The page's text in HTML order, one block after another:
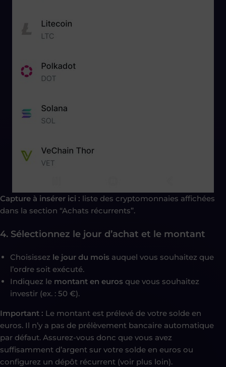
Capture à insérer ici : liste des cryptomonnaies affichées
dans la section “Achats récurrents”.
4. Sélectionnez le jour d’achat et le montant
Choisissez le jour du mois auquel vous souhaitez que
l’ordre soit exécuté.
Indiquez le montant en euros que vous souhaitez
investir (ex. : 50 €).
Important : Le montant est prélevé de votre solde en
euros. Il n’y a pas de prélèvement bancaire automatique
par défaut. Assurez-vous donc que vous avez
suffisamment d’argent sur votre solde en euros ou
configurez un dépôt récurrent (voir plus loin).